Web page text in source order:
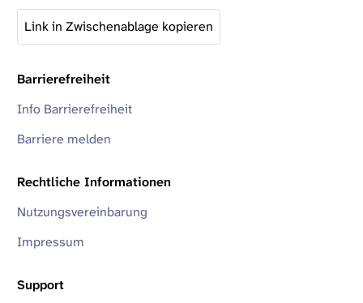
Link in Zwischenablage kopieren
Barrierefreiheit
Info Barrierefreiheit
Barriere melden
Rechtliche Informationen
Nutzungsvereinbarung
Impressum
Support